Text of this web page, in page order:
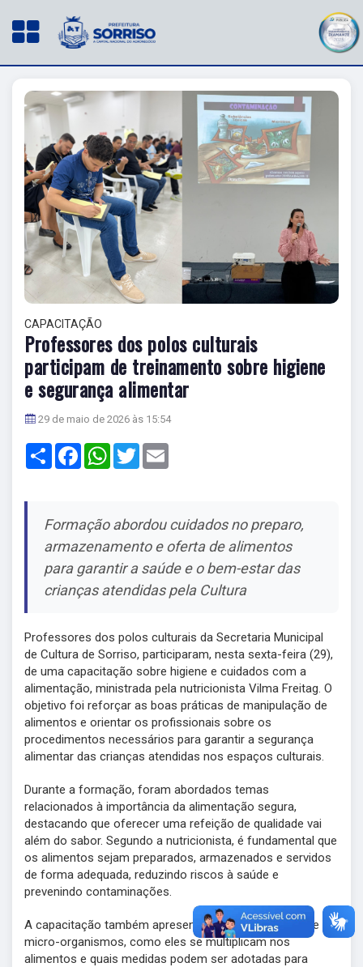
CAPACITAÇÃO
Professores dos polos culturais
participam de treinamento sobre higiene
e segurança alimentar
29 de maio de 2026 às 15:54
Share FacebookWhatsApp
Twitter
Formação abordou cuidados no preparo,
armazenamento e oferta de alimentos
para garantir a saúde e o bem-estar das
crianças atendidas pela Cultura
Professores dos polos culturais da Secretaria Municipal
de Cultura de Sorriso, participaram, nesta sexta-feira (29),
de uma capacitação sobre higiene e cuidados com a
alimentação, ministrada pela nutricionista Vilma Freitag. O
objetivo foi reforçar as boas práticas de manipulação de
alimentos e orientar os profissionais sobre os
procedimentos necessários para garantir a segurança
alimentar das crianças atendidas nos espaços culturais.
Durante a formação, foram abordados temas
relacionados à importância da alimentação segura,
destacando que oferecer uma refeição de qualidade vai
além do sabor. Segundo a nutricionista, é fundamental que
os alimentos sejam preparados, armazenados e servidos
de forma adequada, reduzindo riscos à saúde e
prevenindo contaminações.
A capacitação também apresentou informações sobre os
micro-organismos, como eles se multiplicam nos
alimentos e quais medidas podem ser adotadas para